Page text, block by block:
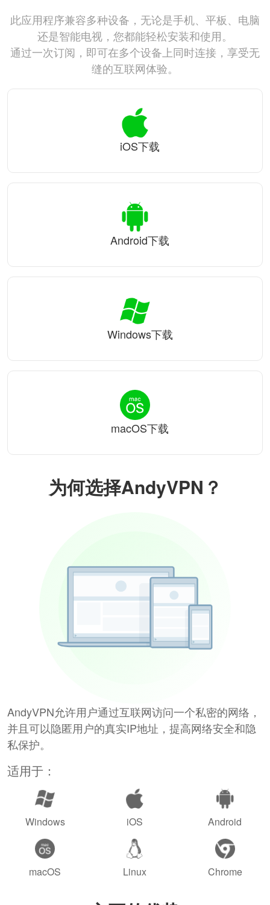
为何选择AndyVPN？
AndyVPN允许用户通过互联网访问一个私密的网络，
并且可以隐匿用户的真实IP地址，提高网络安全和隐
私保护。
适用于：
Windows iOS Android
macOS Linux Chrome
此应用程序兼容多种设备，无论是手机、平板、电脑
还是智能电视，您都能轻松安装和使用。
通过一次订阅，即可在多个设备上同时连接，享受无
缝的互联网体验。
iOS下载
Android下载
Windows下载
macOS下载